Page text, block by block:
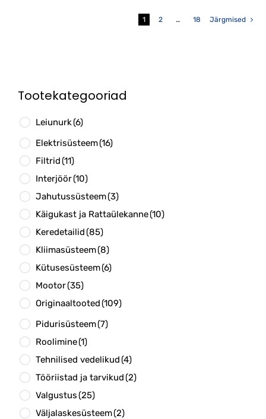
1 2 … 18 Järgmised
Tootekategooriad
Leiunurk(6)
Elektrisüsteem(16)
Filtrid(11)
Interjöör(10)
Jahutussüsteem(3)
Käigukast ja Rattaülekanne(10)
Keredetailid(85)
Kliimasüsteem(8)
Kütusesüsteem(6)
Mootor(35)
Originaaltooted(109)
Pidurisüsteem(7)
Roolimine(1)
Tehnilised vedelikud(4)
Tööriistad ja tarvikud(2)
Valgustus(25)
Väljalaskesüsteem(2)